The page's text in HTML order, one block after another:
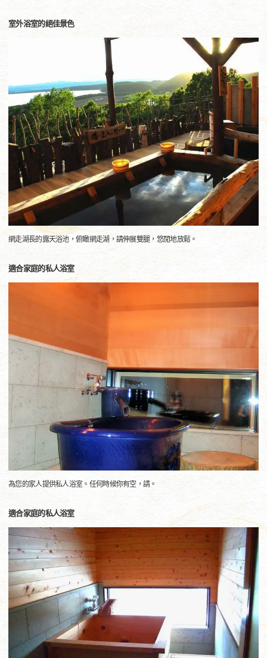
室外浴室的絕佳景色
網走湖長的露天浴池，俯瞰網走湖，請伸展雙腿，悠閒地放鬆。
適合家庭的私人浴室
為您的家人提供私人浴室。任何時候你有空，請。
適合家庭的私人浴室